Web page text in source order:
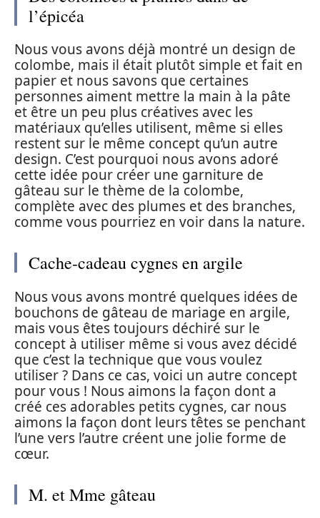
l’épicéa
Nous vous avons déjà montré un design de
colombe, mais il était plutôt simple et fait en
papier et nous savons que certaines
personnes aiment mettre la main à la pâte
et être un peu plus créatives avec les
matériaux qu’elles utilisent, même si elles
restent sur le même concept qu’un autre
design. C’est pourquoi nous avons adoré
cette idée pour créer une garniture de
gâteau sur le thème de la colombe,
complète avec des plumes et des branches,
comme vous pourriez en voir dans la nature.
Cache-cadeau cygnes en argile
Nous vous avons montré quelques idées de
bouchons de gâteau de mariage en argile,
mais vous êtes toujours déchiré sur le
concept à utiliser même si vous avez décidé
que c’est la technique que vous voulez
utiliser ? Dans ce cas, voici un autre concept
pour vous ! Nous aimons la façon dont a
créé ces adorables petits cygnes, car nous
aimons la façon dont leurs têtes se penchant
l’une vers l’autre créent une jolie forme de
cœur.
M. et Mme gâteau